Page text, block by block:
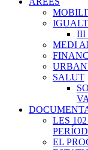
III
MEDI
SALUT
LES
EL